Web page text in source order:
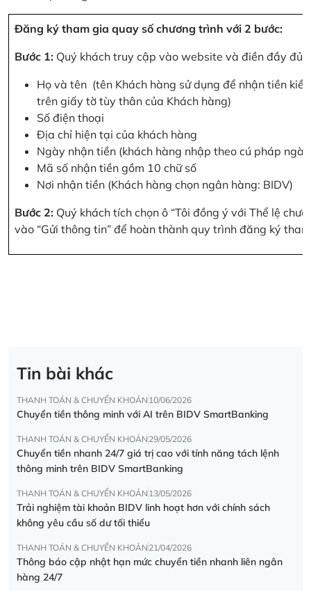
Đăng ký tham gia quay số chương trình với 2 bước:
Bước 1: Quý khách truy cập vào website và điền đầy đủ
Họ và tên (tên Khách hàng sử dụng để nhận tiền
trên giấy tờ tùy thân của Khách hàng)
Số điện thoại
Địa chỉ hiện tại của khách hàng
Ngày nhận tiền (khách hàng nhập theo cú pháp
Mã số nhận tiền gồm 10 chữ số
Nơi nhận tiền (Khách hàng chọn ngân hàng: BIDV)
Bước 2: Quý khách tích chọn ô “Tôi đồng ý với Thể lệ
vào “Gửi thông tin” để hoàn thành quy trình đăng ký
Tin bài khác
THANH TOÁN & CHUYỂN KHOẢN 10/06/2026
Chuyển tiền thông minh với AI trên BIDV SmartBanking
THANH TOÁN & CHUYỂN KHOẢN 29/05/2026
Chuyển tiền nhanh 24/7 giá trị cao với tính năng tách lệnh
thông minh trên BIDV SmartBanking
THANH TOÁN & CHUYỂN KHOẢN 13/05/2026
Trải nghiệm tài khoản BIDV linh hoạt hơn với chính sách
không yêu cầu số dư tối thiểu
THANH TOÁN & CHUYỂN KHOẢN 21/04/2026
Thông báo cập nhật hạn mức chuyển tiền nhanh liên ngân
hàng 24/7